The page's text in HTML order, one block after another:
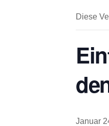
Diese
Januar